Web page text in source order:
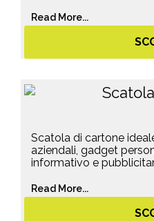
Read More...
Scatola di cartone
aziendali, gadget
informativo e
Read More...